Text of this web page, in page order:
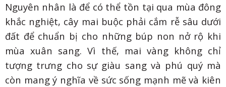
Nguyên nhân là để có thể tồn tại qua mùa đông
khắc nghiệt, cây mai buộc phải cắm rễ sâu dưới
đất để chuẩn bị cho những búp non nở rộ khi
mùa xuân sang. Vì thế, mai vàng không chỉ
tượng trưng cho sự giàu sang và phú quý mà
còn mang ý nghĩa về sức sống mạnh mẽ và kiên